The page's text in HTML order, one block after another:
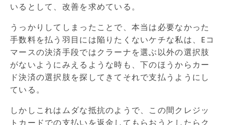
いるとして、改善を求めている。
うっかりしてしまったことで、本当は必要なかった
手数料を払う羽目には陥りたくないケチな私は、Eコ
マースの決済手段ではクラーナを選ぶ以外の選択肢
がないようにみえるような時も、下のほうからカー
ド決済の選択肢を探してきてそれで支払うようにし
ている。
しかしこれはムダな抵抗のようで、この間クレジッ
トカードでの支払いを返金してもらおうとしたらク